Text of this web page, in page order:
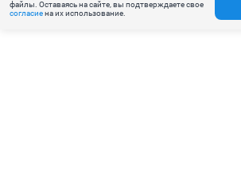
файлы. Оставаясь на сайте, вы подтверждаете свое
согласиена их использование.